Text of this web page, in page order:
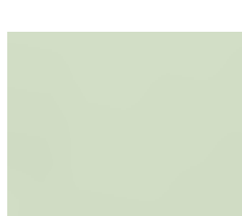
excelentă pentru cei care caută o